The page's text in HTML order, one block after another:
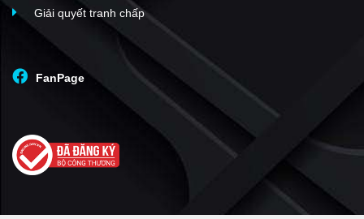
Giải quyết tranh chấp
FanPage